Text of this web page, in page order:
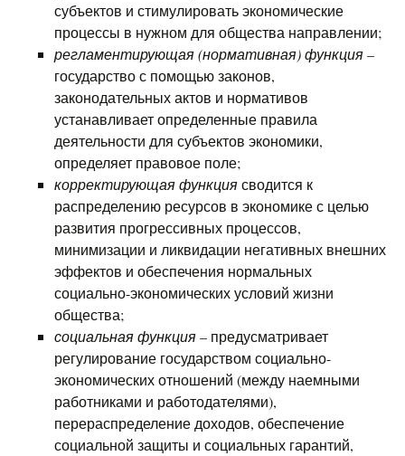
субъектов и стимулировать экономические
процессы в нужном для общества направлении;
регламентирующая (нормативная) функция–
государство с помощью законов,
законодательных актов и нормативов
устанавливает определенные правила
деятельности для субъектов экономики,
определяет правовое поле;
корректирующая функциясводится к
распределению ресурсов в экономике с целью
развития прогрессивных процессов,
минимизации и ликвидации негативных внешних
эффектов и обеспечения нормальных
социально-экономических условий жизни
общества;
социальная функция– предусматривает
регулирование государством социально-
экономических отношений (между наемными
работниками и работодателями),
перераспределение доходов, обеспечение
социальной защиты и социальных гарантий,